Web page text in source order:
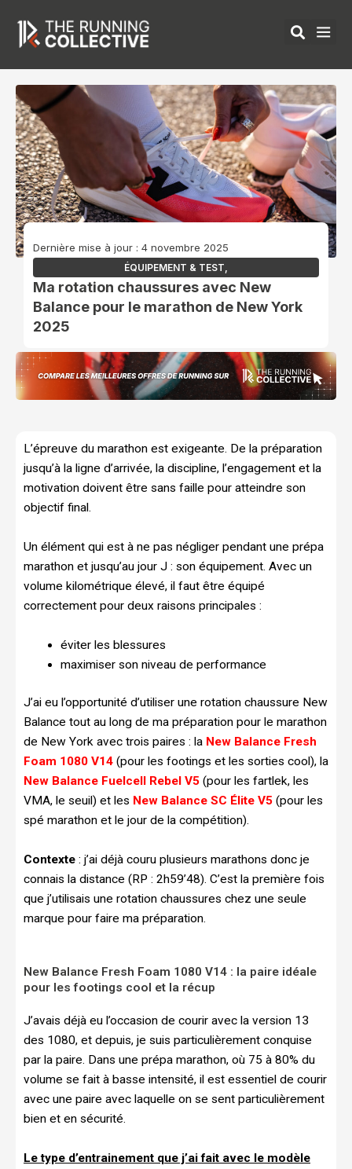
contenu
Dernière mise à jour : 4 novembre 2025
ÉQUIPEMENT & TEST
Ma rotation chaussures avec New
Balance pour le marathon de New York
2025
L’épreuve du marathon est exigeante. De la préparation
jusqu’à la ligne d’arrivée, la discipline, l’engagement et la
motivation doivent être sans faille pour atteindre son
objectif final.
Un élément qui est à ne pas négliger pendant une prépa
marathon et jusqu’au jour J : son équipement. Avec un
volume kilométrique élevé, il faut être équipé
correctement pour deux raisons principales :
éviter les blessures
maximiser son niveau de performance
J’ai eu l’opportunité d’utiliser une rotation chaussure New
Balance tout au long de ma préparation pour le marathon
de New York avec trois paires : la New Balance Fresh
Foam 1080 V14 (pour les footings et les sorties cool), la
New Balance Fuelcell Rebel V5 (pour les fartlek, les
VMA, le seuil) et les New Balance SC Élite V5 (pour les
spé marathon et le jour de la compétition).
Contexte : j’ai déjà couru plusieurs marathons donc je
connais la distance (RP : 2h59’48). C’est la première fois
que j’utilisais une rotation chaussures chez une seule
marque pour faire ma préparation.
New Balance Fresh Foam 1080 V14 : la paire idéale
pour les footings cool et la récup
J’avais déjà eu l’occasion de courir avec la version 13
des 1080, et depuis, je suis particulièrement conquise
par la paire. Dans une prépa marathon, où 75 à 80% du
volume se fait à basse intensité, il est essentiel de courir
avec une paire avec laquelle on se sent particulièrement
bien et en sécurité.
Le type d’entrainement que j’ai fait avec le modèle